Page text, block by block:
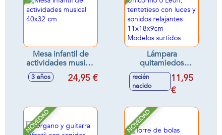
Mesa infantil de
actividades musical
40x32 cm
3 años 24,95 €
Lámpara
quitamiedos
Unicornio o León,
tentetieso con
luces y sonidos
11x18x9cm -
Modelos surtidos
recién
nacido
11,95
€
NOVEDAD NOVEDAD